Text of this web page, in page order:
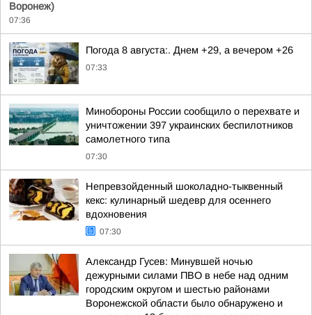
Воронеж)
07:36
Погода 8 августа:. Днем +29, а вечером +26
07:33
Минобороны России сообщило о перехвате и
уничтожении 397 украинских беспилотников
самолетного типа
07:30
Непревзойденный шоколадно-тыквенный
кекс: кулинарный шедевр для осеннего
вдохновения
07:30
Александр Гусев: Минувшей ночью
дежурными силами ПВО в небе над одним
городским округом и шестью районами
Воронежской области было обнаружено и